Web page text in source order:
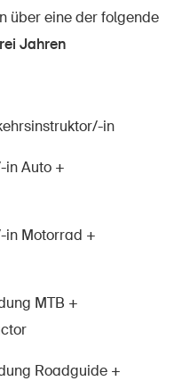
über eine der folgende
Jahren
in
in Auto +
in Motorrad +
MTB +
Roadguide +